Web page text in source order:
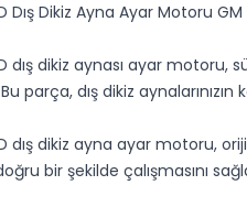
Dış Dikiz Ayna Ayar Motoru
dış dikiz aynası ayar
parça, dış dikiz
dış dikiz ayna ayar motoru,
bir şekilde çalışmasını